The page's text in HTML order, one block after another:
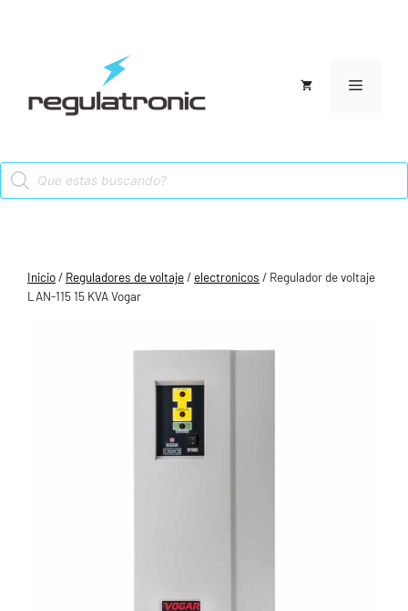
Menú
Products
search
Inicio/ Reguladores de voltaje/electronicos / Regulador de voltaje
LAN-115 15 KVA Vogar